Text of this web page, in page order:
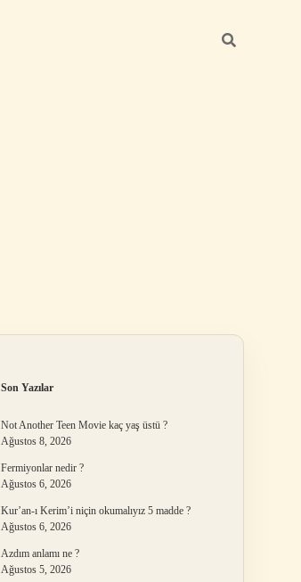
Son Yazılar
Not Another Teen Movie kaç yaş üstü ?
Ağustos 8, 2026
Fermiyonlar nedir ?
Ağustos 6, 2026
Kur’an-ı Kerim’i niçin okumalıyız 5 madde ?
Ağustos 6, 2026
Azdım anlamı ne ?
Ağustos 5, 2026